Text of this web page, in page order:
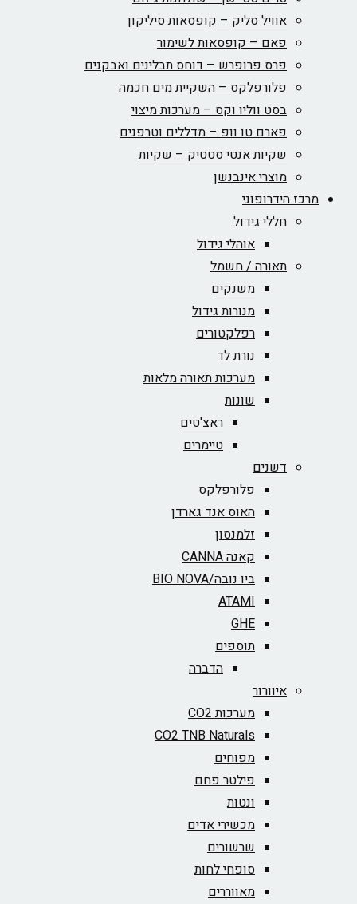
אוויל סליק – קופסאות סיליקון
פאם – קופסאות לשימור
פרס פרופרש – דוחס תבלינים ואבקנים
פלורפלקס – השקיית מים חכמה
בסט ווליו וקס – מערכות מיצוי
פארם טו וופ – מדללים וטרפנים
שקיות אנטי סטטיק – שקיות
מוצרי אינבנשן
מרכז הידרופוני
חללי גידול
אוהלי גידול
תאורה / חשמל
משנקים
מנורות גידול
רפלקטורים
נורת לד
מערכות תאורה מלאות
שונות
ראצ'טים
טיימרים
דשנים
פלורפלקס
האוס אנד גארדן
זלמנסון
קאנה CANNA
ביו נובה/BIO NOVA‏
ATAMI
GHE
תוספים
הדברה
איוורור
מערכות CO2
CO2 TNB Naturals
מפוחים
פילטר פחם
ונטות
מכשירי אדים
שרשורים
סופחי לחות
מאווררים